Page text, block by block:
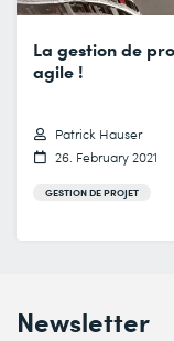
La gestion de
agile !
Patrick Hauser
26. February 2021
GESTION DE PROJET
Newsletter